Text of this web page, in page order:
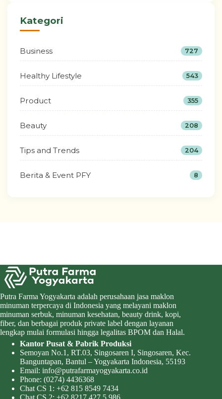
Kategori
Business 727
Healthy Lifestyle 543
Product 355
Beauty 208
Tips and Trends 204
Berita & Event PFY 8
Putra Farma Yogyakarta adalah perusahaan jasa maklon
minuman terpercaya di Indonesia yang melayani maklon
minuman serbuk, minuman kesehatan, beauty drink, kopi,
fiber, dan berbagai produk private label dengan layanan
lengkap mulai formulasi hingga legalitas BPOM dan Halal.
Kantor Pusat & Pabrik Produksi
Semoyan No.1, RT.03, Singosaren I, Singosaren, Kec.
Banguntapan, Bantul – Yogyakarta Indonesia, 55193
Email: info@putrafarmayogyakarta.co.id
Phone: (0274) 4436368
Chat CS 1: +62 815 8549 7434
Chat CS 2: +62 8217 427 5 986